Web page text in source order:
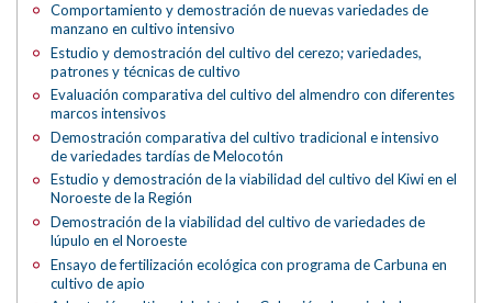
Comportamiento y demostración de nuevas variedades de
manzano en cultivo intensivo
Estudio y demostración del cultivo del cerezo; variedades,
patrones y técnicas de cultivo
Evaluación comparativa del cultivo del almendro con diferentes
marcos intensivos
Demostración comparativa del cultivo tradicional e intensivo
de variedades tardías de Melocotón
Estudio y demostración de la viabilidad del cultivo del Kiwi en el
Noroeste de la Región
Demostración de la viabilidad del cultivo de variedades de
lúpulo en el Noroeste
Ensayo de fertilización ecológica con programa de Carbuna en
cultivo de apio